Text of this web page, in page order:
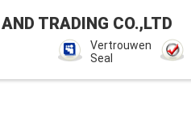
TRADING CO.,LTD
Vertrouwen
Seal